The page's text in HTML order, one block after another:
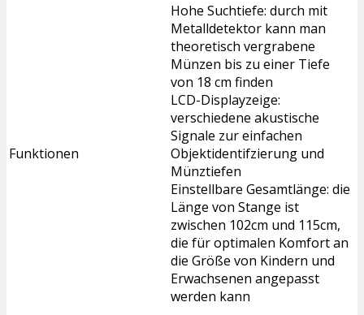
Funktionen
Hohe Suchtiefe: durch mit
Metalldetektor kann man
theoretisch vergrabene
Münzen bis zu einer Tiefe
von 18 cm finden
LCD-Displayzeige:
verschiedene akustische
Signale zur einfachen
Objektidentifzierung und
Münztiefen
Einstellbare Gesamtlänge: die
Länge von Stange ist
zwischen 102cm und 115cm,
die für optimalen Komfort an
die Größe von Kindern und
Erwachsenen angepasst
werden kann